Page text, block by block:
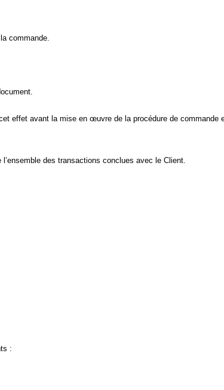
commande.
effet avant la mise en œuvre de la procédure de commande
des transactions conclues avec le Client.
: